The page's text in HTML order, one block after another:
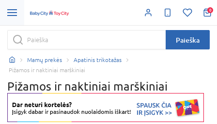
0
Paieška
Mamų prekės
Apatinis trikotažas
Pižamos ir naktiniai marškiniai
Pižamos ir naktiniai marškiniai